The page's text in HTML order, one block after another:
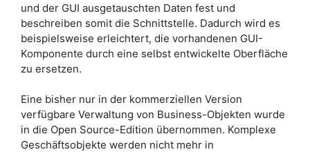
und der GUI ausgetauschten Daten fest und
beschreiben somit die Schnittstelle. Dadurch wird es
beispielsweise erleichtert, die vorhandenen GUI-
Komponente durch eine selbst entwickelte Oberfläche
zu ersetzen.
Eine bisher nur in der kommerziellen Version
verfügbare Verwaltung von Business-Objekten wurde
in die Open Source-Edition übernommen. Komplexe
Geschäftsobjekte werden nicht mehr in